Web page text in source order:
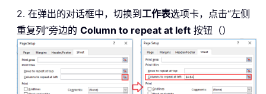
2. 在弹出的对话框中，切换到工作表选项卡，点击“左侧
重复列”旁边的 Column to repeat at left 按钮（）